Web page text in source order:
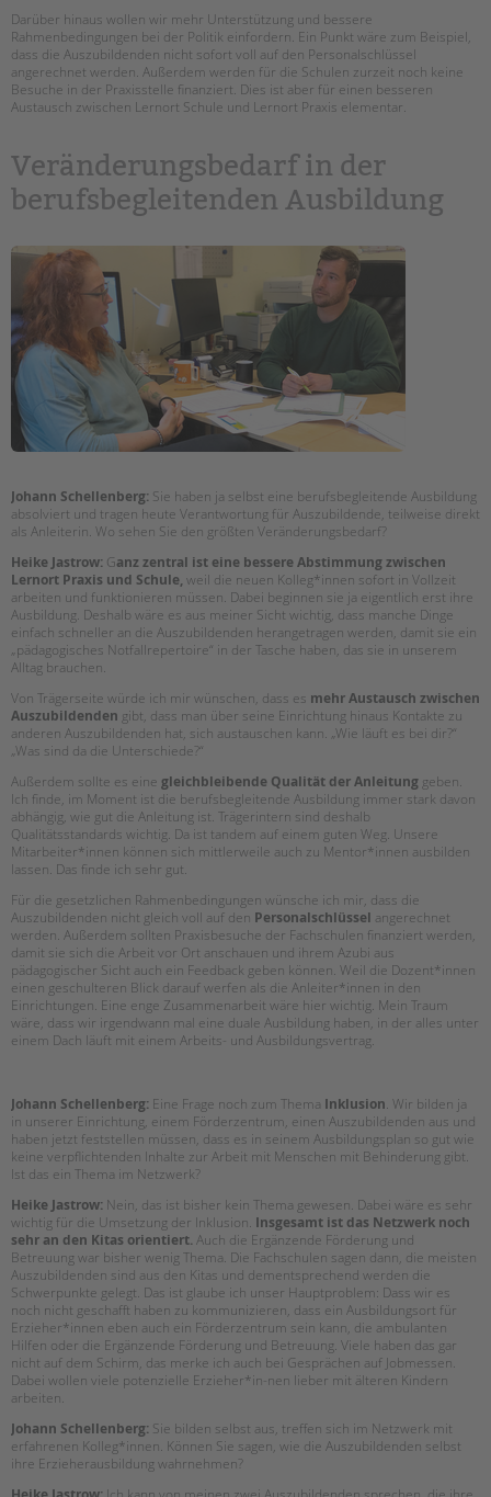
Darüber hinaus wollen wir mehr Unterstützung und bessere
Rahmenbedingungen bei der Politik einfordern. Ein Punkt wäre zum Beispiel,
dass die Auszubildenden nicht sofort voll auf den Personalschlüssel
angerechnet werden. Außerdem werden für die Schulen zurzeit noch keine
Besuche in der Praxisstelle finanziert. Dies ist aber für einen besseren
Austausch zwischen Lernort Schule und Lernort Praxis elementar.
Veränderungsbedarf in der
berufsbegleitenden Ausbildung
Johann Schellenberg: Sie haben ja selbst eine berufsbegleitende Ausbildung
absolviert und tragen heute Verantwortung für Auszubildende, teilweise direkt
als Anleiterin. Wo sehen Sie den größten Veränderungsbedarf?
Heike Jastrow: Ganz zentral ist eine bessere Abstimmung zwischen
Lernort Praxis und Schule,weil die neuen Kolleg*innen sofort in Vollzeit
arbeiten und funktionieren müssen. Dabei beginnen sie ja eigentlich erst ihre
Ausbildung. Deshalb wäre es aus meiner Sicht wichtig, dass manche Dinge
einfach schneller an die Auszubildenden herangetragen werden, damit sie ein
„pädagogisches Notfallrepertoire“ in der Tasche haben, das sie in unserem
Alltag brauchen.
Von Trägerseite würde ich mir wünschen, dass es mehr Austausch zwischen
Auszubildenden gibt, dass man über seine Einrichtung hinaus Kontakte zu
anderen Auszubildenden hat, sich austauschen kann. „Wie läuft es bei dir?“
„Was sind da die Unterschiede?“
Außerdem sollte es eine gleichbleibende Qualität der Anleitung geben.
Ich finde, im Moment ist die berufsbegleitende Ausbildung immer stark davon
abhängig, wie gut die Anleitung ist. Trägerintern sind deshalb
Qualitätsstandards wichtig. Da ist tandem auf einem guten Weg. Unsere
Mitarbeiter*innen können sich mittlerweile auch zu Mentor*innen ausbilden
lassen. Das finde ich sehr gut.
Für die gesetzlichen Rahmenbedingungen wünsche ich mir, dass die
Auszubildenden nicht gleich voll auf den Personalschlüssel angerechnet
werden. Außerdem sollten Praxisbesuche der Fachschulen finanziert werden,
damit sie sich die Arbeit vor Ort anschauen und ihrem Azubi aus
pädagogischer Sicht auch ein Feedback geben können. Weil die Dozent*innen
einen geschulteren Blick darauf werfen als die Anleiter*innen in den
Einrichtungen. Eine enge Zusammenarbeit wäre hier wichtig. Mein Traum
wäre, dass wir irgendwann mal eine duale Ausbildung haben, in der alles unter
einem Dach läuft mit einem Arbeits- und Ausbildungsvertrag.
Johann Schellenberg: Eine Frage noch zum Thema Inklusion. Wir bilden ja
in unserer Einrichtung, einem Förderzentrum, einen Auszubildenden aus und
haben jetzt feststellen müssen, dass es in seinem Ausbildungsplan so gut wie
keine verpflichtenden Inhalte zur Arbeit mit Menschen mit Behinderung gibt.
Ist das ein Thema im Netzwerk?
Heike Jastrow: Nein, das ist bisher kein Thema gewesen. Dabei wäre es sehr
wichtig für die Umsetzung der Inklusion. Insgesamt ist das Netzwerk noch
sehr an den Kitas orientiert.Auch die Ergänzende Förderung und
Betreuung war bisher wenig Thema. Die Fachschulen sagen dann, die meisten
Auszubildenden sind aus den Kitas und dementsprechend werden die
Schwerpunkte gelegt. Das ist glaube ich unser Hauptproblem: Dass wir es
noch nicht geschafft haben zu kommunizieren, dass ein Ausbildungsort für
Erzieher*innen eben auch ein Förderzentrum sein kann, die ambulanten
Hilfen oder die Ergänzende Förderung und Betreuung. Viele haben das gar
nicht auf dem Schirm, das merke ich auch bei Gesprächen auf Jobmessen.
Dabei wollen viele potenzielle Erzieher*in-nen lieber mit älteren Kindern
arbeiten.
Johann Schellenberg: Sie bilden selbst aus, treffen sich im Netzwerk mit
erfahrenen Kolleg*innen. Können Sie sagen, wie die Auszubildenden selbst
ihre Erzieherausbildung wahrnehmen?